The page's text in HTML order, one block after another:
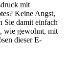
mit
Keine Angst,
Sie damit einfach
wie gewohnt, mit
dieser E-